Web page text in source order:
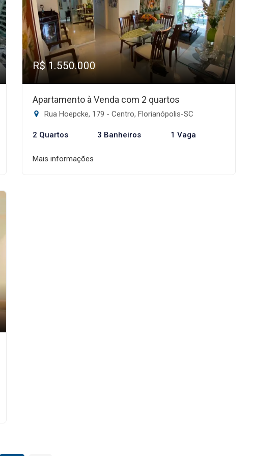
R$ 1.550.000
Apartamento à Venda com 2 quartos
Rua Hoepcke, 179 - Centro, Florianópolis-SC
2 Quartos 3 Banheiros 1 Vaga
Mais informações